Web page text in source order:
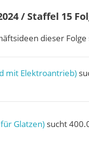
/ Staffel 15
dieser Folge
mit Elektroantrieb)
Glatzen) sucht